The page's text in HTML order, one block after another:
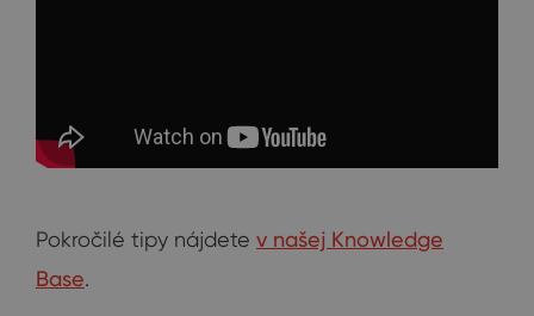
Pokročilé tipy nájdete v našej Knowledge
Base.